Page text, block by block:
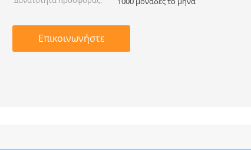
Επικοινωνήστε